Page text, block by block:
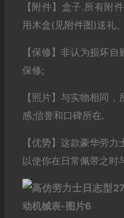
【附件】盒子.所有附
用木盒(见附件图)送礼
【保修】非认为损坏
保修;
【照片】与实物相同
感;信誉和口碑所在.
【优势】这款豪华劳
以使你在日常佩带之时